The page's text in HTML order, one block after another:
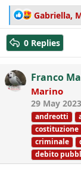
R
e
a
c
t
i
o
n
s
:
Gabriella,
0 Replies
Franco
Marino
29 May 2023
andreotti
costituzione
criminale
debito